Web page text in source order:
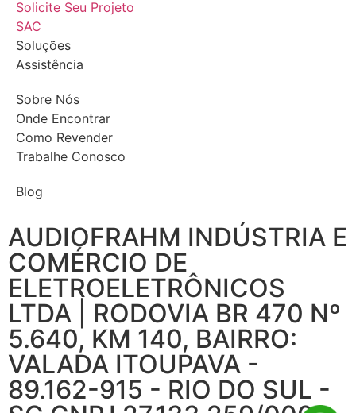
Solicite Seu Projeto
SAC
Soluções
Assistência
Sobre Nós
Onde Encontrar
Como Revender
Trabalhe Conosco
Blog
AUDIOFRAHM INDÚSTRIA E
COMÉRCIO DE
ELETROELETRÔNICOS
LTDA | RODOVIA BR 470 Nº
5.640, KM 140, BAIRRO:
VALADA ITOUPAVA -
89.162-915 - RIO DO SUL -